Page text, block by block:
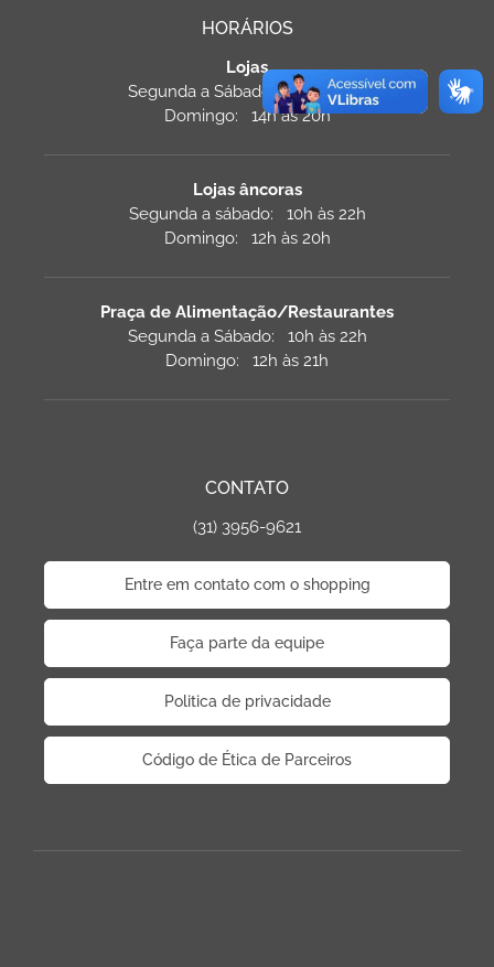
HORÁRIOS
Lojas
Segunda a Sábado: 10h às 22h
Domingo: 14h às 20h
Lojas âncoras
Segunda a sábado: 10h às 22h
Domingo: 12h às 20h
Praça de Alimentação/Restaurantes
Segunda a Sábado: 10h às 22h
Domingo: 12h às 21h
CONTATO
(31) 3956-9621
Entre em contato com o shopping
Faça parte da equipe
Politica de privacidade
Código de Ética de Parceiros